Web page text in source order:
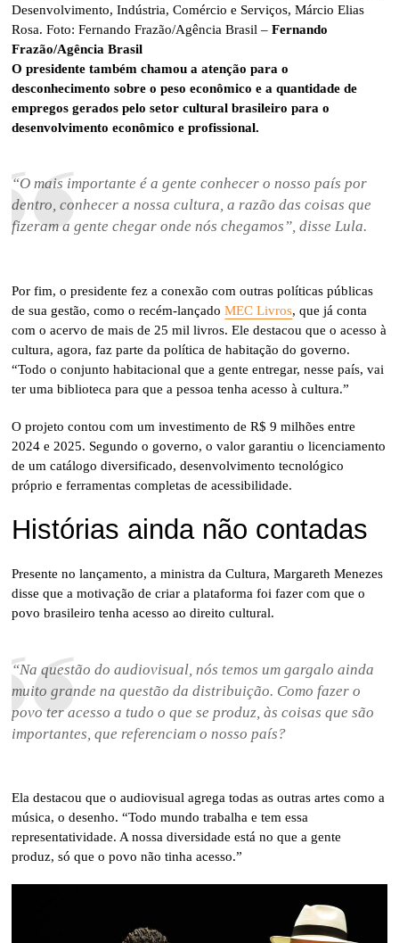
Desenvolvimento, Indústria, Comércio e Serviços, Márcio Elias
Rosa. Foto: Fernando Frazão/Agência Brasil –Fernando
Frazão/Agência Brasil
O presidente também chamou a atenção para o
desconhecimento sobre o peso econômico e a quantidade de
empregos gerados pelo setor cultural brasileiro para o
desenvolvimento econômico e profissional.
“O mais importante é a gente conhecer o nosso país por
dentro, conhecer a nossa cultura, a razão das coisas que
fizeram a gente chegar onde nós chegamos”, disse Lula.
Por fim, o presidente fez a conexão com outras políticas públicas
de sua gestão, como o recém-lançadoMEC Livros, que já conta
com o acervo de mais de 25 mil livros. Ele destacou que o acesso à
cultura, agora, faz parte da política de habitação do governo.
“Todo o conjunto habitacional que a gente entregar, nesse país, vai
ter uma biblioteca para que a pessoa tenha acesso à cultura.”
O projeto contou com um investimento de R$ 9 milhões entre
2024 e 2025. Segundo o governo, o valor garantiu o licenciamento
de um catálogo diversificado, desenvolvimento tecnológico
próprio e ferramentas completas de acessibilidade.
Histórias ainda não contadas
Presente no lançamento, a ministra da Cultura, Margareth Menezes
disse que a motivação de criar a plataforma foi fazer com que o
povo brasileiro tenha acesso ao direito cultural.
“Na questão do audiovisual, nós temos um gargalo ainda
muito grande na questão da distribuição. Como fazer o
povo ter acesso a tudo o que se produz, às coisas que são
importantes, que referenciam o nosso país?
Ela destacou que o audiovisual agrega todas as outras artes como a
música, o desenho. “Todo mundo trabalha e tem essa
representatividade. A nossa diversidade está no que a gente
produz, só que o povo não tinha acesso.”